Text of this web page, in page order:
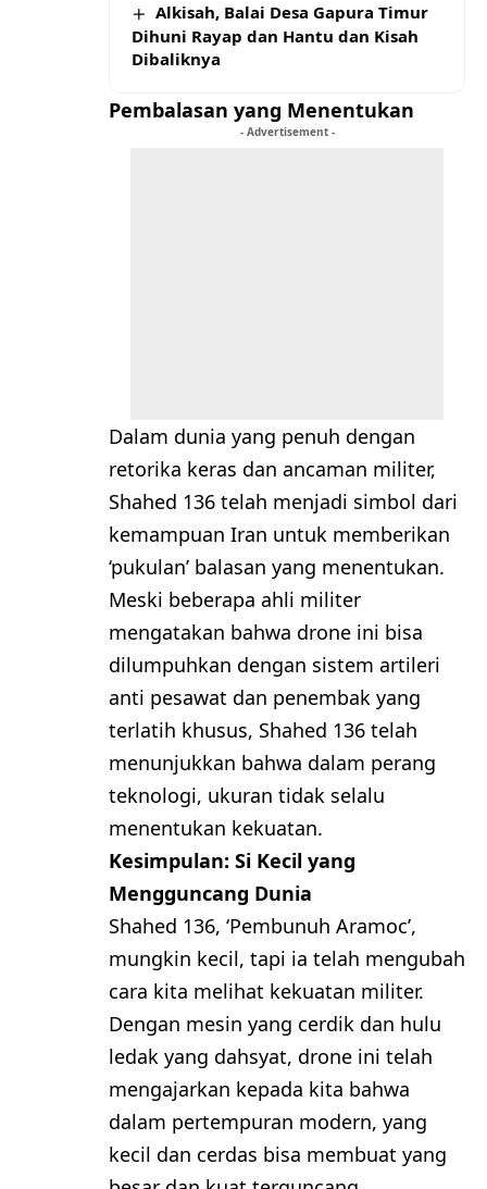
Alkisah, Balai Desa Gapura Timur
Dihuni Rayap dan Hantu dan Kisah
Dibaliknya
Pembalasan yang Menentukan
- Advertisement -
Dalam dunia yang penuh dengan
retorika keras dan ancaman militer,
Shahed 136 telah menjadi simbol dari
kemampuan Iran untuk memberikan
‘pukulan’ balasan yang menentukan.
Meski beberapa ahli militer
mengatakan bahwa drone ini bisa
dilumpuhkan dengan sistem artileri
anti pesawat dan penembak yang
terlatih khusus, Shahed 136 telah
menunjukkan bahwa dalam perang
teknologi, ukuran tidak selalu
menentukan kekuatan.
Kesimpulan: Si Kecil yang
Mengguncang Dunia
Shahed 136, ‘Pembunuh Aramoc’,
mungkin kecil, tapi ia telah mengubah
cara kita melihat kekuatan militer.
Dengan mesin yang cerdik dan hulu
ledak yang dahsyat, drone ini telah
mengajarkan kepada kita bahwa
dalam pertempuran modern, yang
kecil dan cerdas bisa membuat yang